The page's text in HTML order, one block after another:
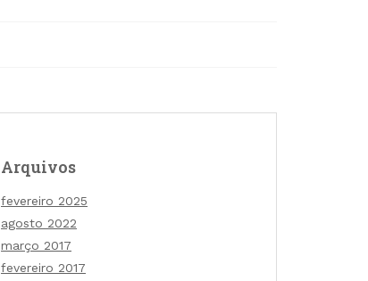
Arquivos
fevereiro 2025
agosto 2022
março 2017
fevereiro 2017